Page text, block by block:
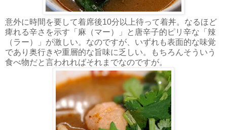
意外に時間を要して着席後10分以上待って着丼。なるほど
痺れる辛さを示す「麻（マー）」と唐辛子的ピリ辛な「辣
（ラー）」が激しい。なのですが、いずれも表面的な味覚
であり奥行きや重層的な旨味に乏しい。もちろんそういう
食べ物だと言われればそれまでなのですが。